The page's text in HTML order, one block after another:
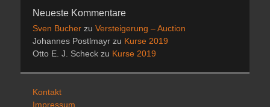
Neueste Kommentare
Sven Bucher zu Versteigerung – Auction
Johannes Postlmayr zu Kurse 2019
Otto E. J. Scheck zu Kurse 2019
Kontakt
Impressum